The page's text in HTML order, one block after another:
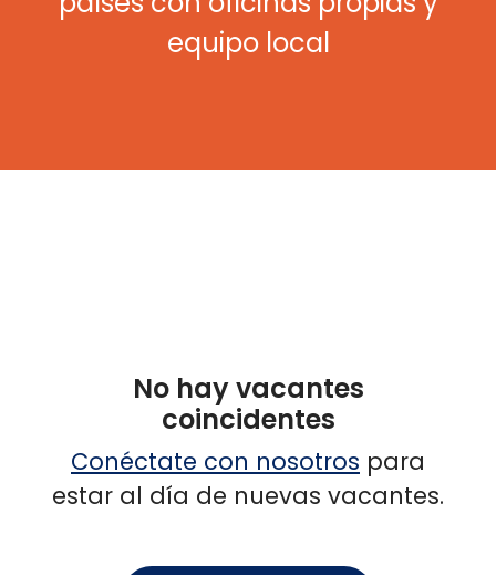
equipo local
No hay vacantes
coincidentes
Conéctate con nosotros para
estar al día de nuevas vacantes.